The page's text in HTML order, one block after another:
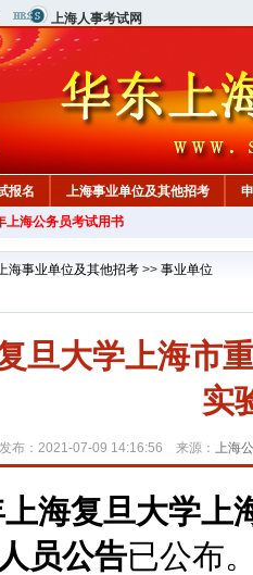
上海人事考试网
报名 上海事业单位及其他招考
上海公务员考试用书
海事业单位及其他招考 >> 事业单位
旦大学上海市
实
发布：2021-07-09 14:16:56 来源： 上海
复旦大学上海
员公告已公布